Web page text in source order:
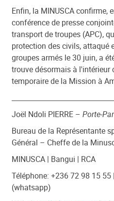
Enfin, la MINUSCA confirme,
conférence de presse
transport de troupes (APC),
protection des civils, attaqué
groupes armés le 30 juin, a
trouve désormais à l'intérieur
temporaire de la Mission à
Joël Ndoli PIERRE – Porte-
Bureau de la Représentante
Général – Cheffe de la
MINUSCA | Bangui | RCA
Téléphone: +236 72 98 15
(whatsapp)